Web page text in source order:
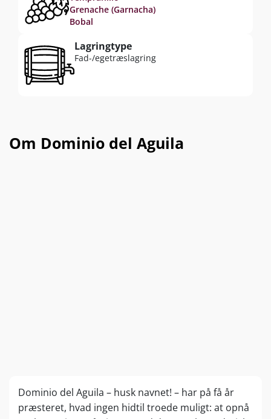
Grenache (Garnacha)
Bobal
Lagringtype
Fad-/egetræslagring
Om Dominio del Aguila
Dominio del Aguila – husk navnet! – har på få år
præsteret, hvad ingen hidtil troede muligt: at opnå